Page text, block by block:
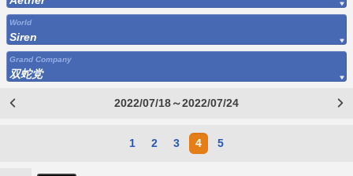
World
Siren
Grand Company
双蛇党
2022/07/18～2022/07/24
1 2 3 4 5